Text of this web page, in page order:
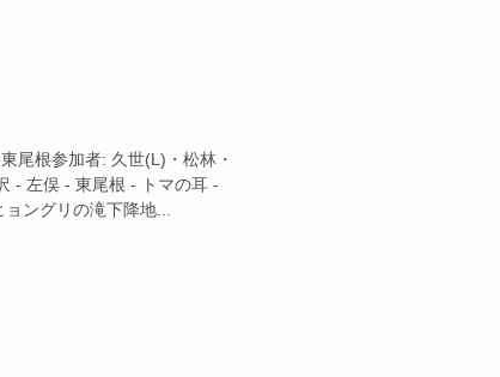
尾根参加者: 久世(L)・松林・
- 左俣 - 東尾根 - トマの耳 -
ングリの滝下降地...